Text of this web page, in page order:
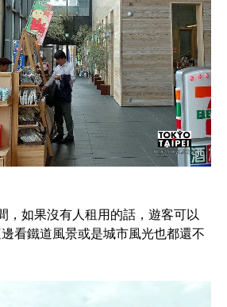
，如果沒有人租用的話，遊客可以
看鐵道風景或是城市風光也都還不